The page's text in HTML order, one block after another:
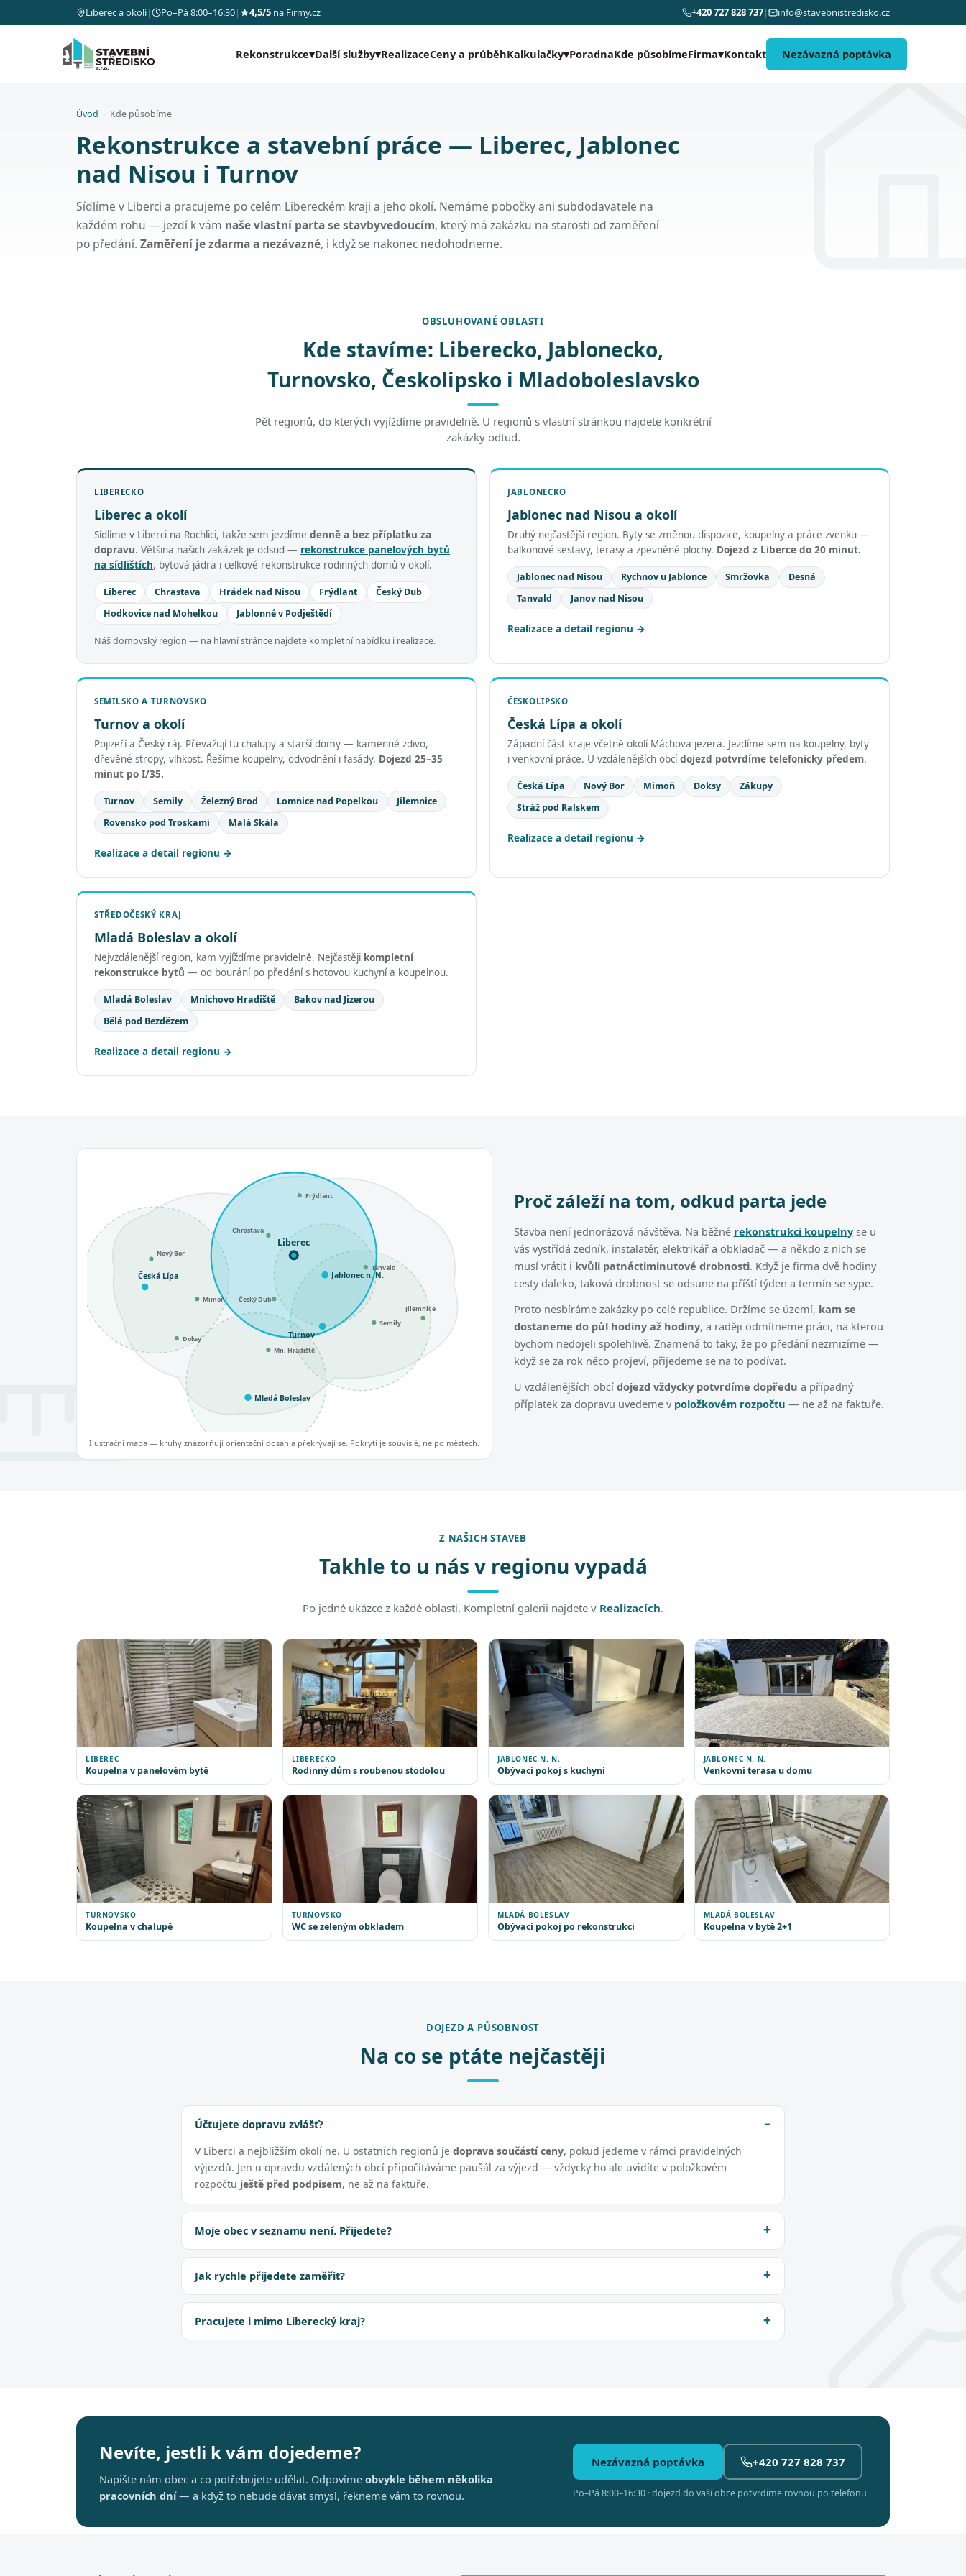
Liberec a okolí| Po–Pá 8:00–16:30| 4,5/5 na Firmy.cz +420 727 828 737| info@stavebnistredisko.cz
Rekonstrukce▾Další služby▾RealizaceCeny a průběhKalkulačky▾PoradnaKde působímeFirma▾Kontakt Nezávazná poptávka
Úvod Kde působíme
Rekonstrukce a stavební práce — Liberec, Jablonec
nad Nisou i Turnov
Sídlíme v Liberci a pracujeme po celém Libereckém kraji a jeho okolí. Nemáme pobočky ani subdodavatele na
každém rohu — jezdí k vám naše vlastní parta se stavbyvedoucím, který má zakázku na starosti od zaměření
po předání. Zaměření je zdarma a nezávazné, i když se nakonec nedohodneme.
OBSLUHOVANÉ OBLASTI
Kde stavíme: Liberecko, Jablonecko,
Turnovsko, Českolipsko i Mladoboleslavsko
Pět regionů, do kterých vyjíždíme pravidelně. U regionů s vlastní stránkou najdete konkrétní
zakázky odtud.
LIBERECKO
Liberec a okolí
Sídlíme v Liberci na Rochlici, takže sem jezdíme denně a bez příplatku za
dopravu. Většina našich zakázek je odsud — rekonstrukce panelových bytů
na sídlištích, bytová jádra i celkové rekonstrukce rodinných domů v okolí.
Liberec Chrastava Hrádek nad Nisou Frýdlant
Český Dub
Hodkovice nad Mohelkou
Jablonné v Podještědí
Náš domovský region — na hlavní stránce najdete kompletní nabídku i realizace.
JABLONECKO
Jablonec nad Nisou a okolí
Druhý nejčastější region. Byty se změnou dispozice, koupelny a práce zvenku —
balkonové sestavy, terasy a zpevněné plochy. Dojezd z Liberce do 20 minut.
Jablonec nad Nisou Rychnov u Jablonce Smržovka
Desná
Tanvald
Janov nad Nisou
Realizace a detail regionu
SEMILSKO A TURNOVSKO
Turnov a okolí
Pojizeří a Český ráj. Převažují tu chalupy a starší domy — kamenné zdivo,
dřevěné stropy, vlhkost. Řešíme koupelny, odvodnění i fasády. Dojezd 25–35
minut po I/35.
Turnov Semily Železný Brod Lomnice nad Popelkou
Jilemnice
Rovensko pod Troskami
Malá Skála
Realizace a detail regionu
ČESKOLIPSKO
Česká Lípa a okolí
Západní část kraje včetně okolí Máchova jezera. Jezdíme sem na koupelny, byty
i venkovní práce. U vzdálenějších obcídojezd potvrdíme telefonicky předem.
Česká Lípa Nový Bor Mimoň Doksy
Zákupy
Stráž pod Ralskem
Realizace a detail regionu
STŘEDOČESKÝ KRAJ
Mladá Boleslav a okolí
Nejvzdálenější region, kam vyjíždíme pravidelně. Nejčastěji kompletní
rekonstrukce bytů — od bourání po předání s hotovou kuchyní a koupelnou.
Mladá Boleslav Mnichovo Hradiště
Bakov nad Jizerou
Bělá pod Bezdězem
Realizace a detail regionu
Liberec
Jablonec n. N.
Turnov
Česká Lípa
Mladá Boleslav
Chrastava
Frýdlant
Tanvald
Semily
Jilemnice
Nový Bor
Mimoň
Doksy
Mn. Hradiště
Český Dub
Ilustrační mapa — kruhy znázorňují orientační dosah a překrývají se. Pokrytí je souvislé, ne po městech.
Proč záleží na tom, odkud parta jede
Stavba není jednorázová návštěva. Na běžné rekonstrukci koupelnyse u
vás vystřídá zedník, instalatér, elektrikář a obkladač — a někdo z nich se
musí vrátit i kvůli patnáctiminutové drobnosti. Když je firma dvě hodiny
cesty daleko, taková drobnost se odsune na příští týden a termín se sype.
Proto nesbíráme zakázky po celé republice. Držíme se území, kam se
dostaneme do půl hodiny až hodiny, a raději odmítneme práci, na kterou
bychom nedojeli spolehlivě. Znamená to taky, že po předání nezmizíme —
když se za rok něco projeví, přijedeme se na to podívat.
U vzdálenějších obcí dojezd vždycky potvrdíme dopředu a případný
příplatek za dopravu uvedeme v položkovém rozpočtu — ne až na faktuře.
Z NAŠICH STAVEB
Takhle to u nás v regionu vypadá
Po jedné ukázce z každé oblasti. Kompletní galerii najdete v Realizacích.
LIBEREC
Koupelna v panelovém bytě
LIBERECKO
Rodinný dům s roubenou stodolou
JABLONEC N. N.
Obývací pokoj s kuchyní
JABLONEC N. N.
Venkovní terasa u domu
TURNOVSKO
Koupelna v chalupě
TURNOVSKO
WC se zeleným obkladem
MLADÁ BOLESLAV
Obývací pokoj po rekonstrukci
MLADÁ BOLESLAV
Koupelna v bytě 2+1
DOJEZD A PŮSOBNOST
Na co se ptáte nejčastěji
Účtujete dopravu zvlášť?
V Liberci a nejbližším okolí ne. U ostatních regionů je doprava součástí ceny, pokud jedeme v rámci pravidelných
výjezdů. Jen u opravdu vzdálených obcí připočítáváme paušál za výjezd — vždycky ho ale uvidíte v položkovém
rozpočtu ještě před podpisem, ne až na faktuře.
Moje obec v seznamu není. Přijedete?
Jak rychle přijedete zaměřit?
Pracujete i mimo Liberecký kraj?
Nevíte, jestli k vám dojedeme?
Napište nám obec a co potřebujete udělat. Odpovíme obvykle během několika
pracovních dní— a když to nebude dávat smysl, řekneme vám to rovnou.
Nezávazná poptávka +420 727 828 737
Po–Pá 8:00–16:30 · dojezd do vaší obce potvrdíme rovnou po telefonu